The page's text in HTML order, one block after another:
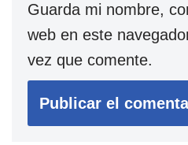
Guarda mi nombre,
web en este
vez que comente.